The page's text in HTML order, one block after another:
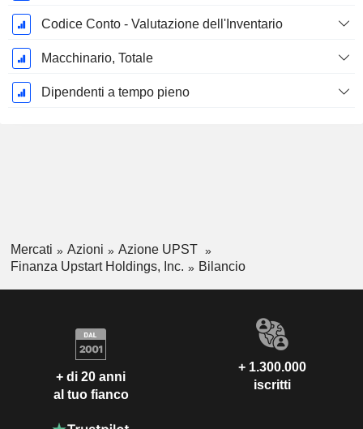
Codice Conto - Valutazione dell'Inventario
Macchinario, Totale
Dipendenti a tempo pieno
Mercati Azioni
Azione UPST
Finanza Upstart Holdings, Inc.
Bilancio
+ di 20 anni
al tuo fianco
+ 1.300.000
iscritti